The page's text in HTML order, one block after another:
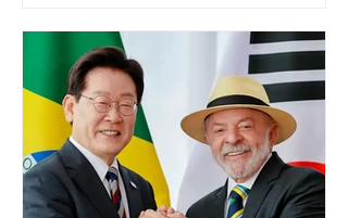
Brasília. O Novo ainda não definiu quem
vai compor a chapa como candidato a
vice-presidente. A convenção contou
com a presença do presidente nacional
do partido, Eduardo Ribeiro, e do
senador Eduardo Girão, filiado ao Novo
desde fevereiro de 2023. Formado em